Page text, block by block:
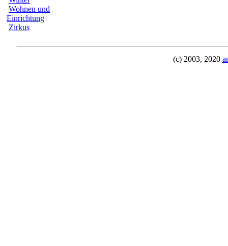
Wohnen und
Einrichtung
Zirkus
(c) 2003, 2020